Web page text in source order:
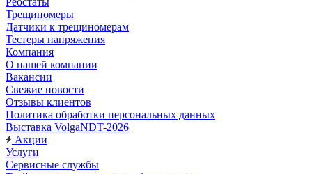
Трещиномеры
Датчики к трещиномерам
Тестеры напряжения
Компания
О нашей компании
Вакансии
Свежие новости
Отзывы клиентов
Политика обработки персональных данных
Выставка VolgaNDT-2026
Акции
Услуги
Сервисные службы